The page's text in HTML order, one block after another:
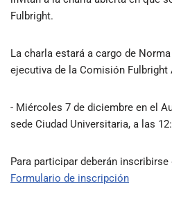
Fulbright.
La charla estará a cargo de
ejecutiva de la Comisión Fulbright
- Miércoles 7 de diciembre en el
sede Ciudad Universitaria, a las
Para participar deberán
Formulario de inscripción